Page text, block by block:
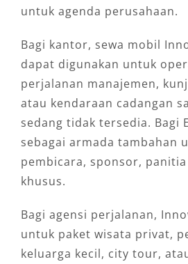
untuk agenda perusahaan.
Bagi kantor, sewa mobil
dapat digunakan untuk
perjalanan manajemen,
atau kendaraan cadangan
sedang tidak tersedia. Bagi
sebagai armada tambahan
pembicara, sponsor,
khusus.
Bagi agensi perjalanan,
untuk paket wisata privat,
keluarga kecil, city tour,